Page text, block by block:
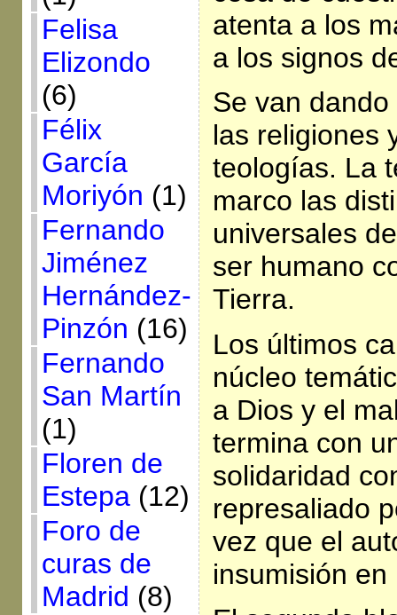
Felisa
Elizondo
(6)
Félix
García
Moriyón (1)
Fernando
Jiménez
Hernández-
Pinzón (16)
Fernando
San Martín
(1)
Floren de
Estepa(12)
Foro de
curas de
Madrid (8)
atenta a los
a los signos
Se van
las religiones
teologías. La
marco las
universales
ser humano
Tierra.
Los últimos
núcleo
a Dios y el
termina con
solidaridad
represaliado
vez que el
insumisión en